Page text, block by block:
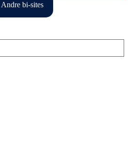
Andre bi-sites